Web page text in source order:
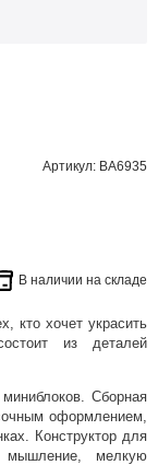
Артикул: BA6935
В наличии на складе
кто хочет украсить
из деталей
Сборная
оформлением,
Конструктор для
мышление, мелкую